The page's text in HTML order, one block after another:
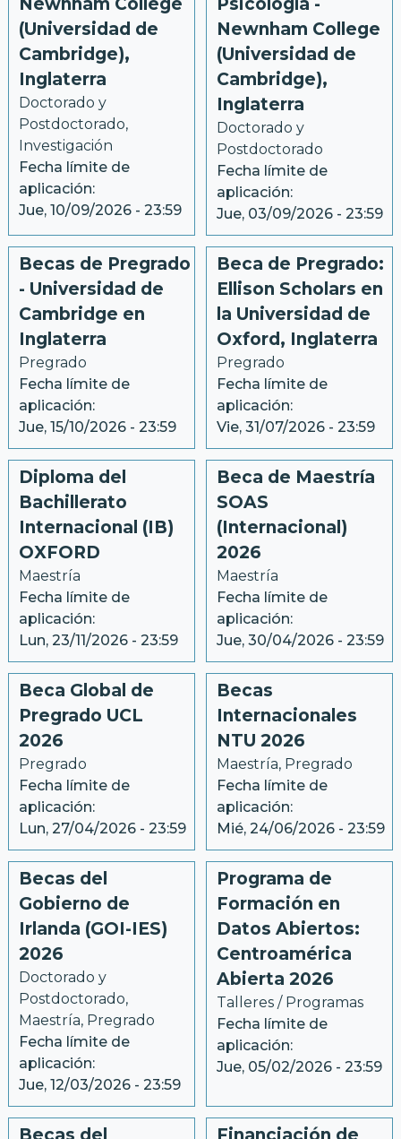
(Universidad de
Cambridge),
Inglaterra
Doctorado y
Postdoctorado
Investigación
Fecha límite de
aplicación:
Jue, 10/09/2026 - 23:59
Newnham College
(Universidad de
Cambridge),
Inglaterra
Doctorado y
Postdoctorado
Fecha límite de
aplicación:
Jue, 03/09/2026 - 23:59
Becas de Pregrado
- Universidad de
Cambridge en
Inglaterra
Pregrado
Fecha límite de
aplicación:
Jue, 15/10/2026 - 23:59
Beca de Pregrado:
Ellison Scholars en
la Universidad de
Oxford, Inglaterra
Pregrado
Fecha límite de
aplicación:
Vie, 31/07/2026 - 23:59
Diploma del
Bachillerato
Internacional (IB)
OXFORD
Maestría
Fecha límite de
aplicación:
Lun, 23/11/2026 - 23:59
Beca de Maestría
SOAS
(Internacional)
2026
Maestría
Fecha límite de
aplicación:
Jue, 30/04/2026 - 23:59
Beca Global de
Pregrado UCL
2026
Pregrado
Fecha límite de
aplicación:
Lun, 27/04/2026 - 23:59
Becas
Internacionales
NTU 2026
Maestría, Pregrado
Fecha límite de
aplicación:
Mié, 24/06/2026 - 23:59
Becas del
Gobierno de
Irlanda (GOI-IES)
2026
Doctorado y
Postdoctorado
Maestría, Pregrado
Fecha límite de
aplicación:
Jue, 12/03/2026 - 23:59
Programa de
Formación en
Datos Abiertos:
Centroamérica
Abierta 2026
Talleres / Programas
Fecha límite de
aplicación:
Jue, 05/02/2026 - 23:59